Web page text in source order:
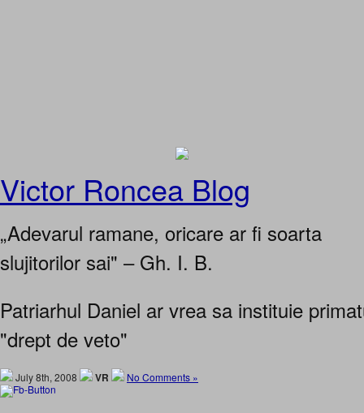
Victor Roncea Blog
„Adevarul ramane, oricare ar fi soarta
slujitorilor sai" – Gh. I. B.
Patriarhul Daniel ar vrea sa instituie
"drept de veto"
July 8th, 2008 VR No Comments »